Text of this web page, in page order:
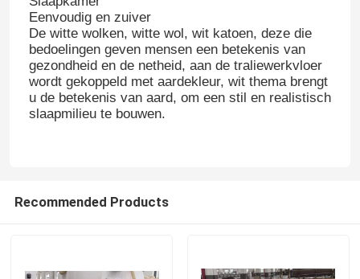
Eenvoudig en zuiver
De witte wolken, witte wol, wit katoen, deze die
bedoelingen geven mensen een betekenis van
gezondheid en de netheid, aan de traliewerkvloer
wordt gekoppeld met aardekleur, wit thema brengt
u de betekenis van aard, om een stil en realistisch
slaapmilieu te bouwen.
Recommended Products